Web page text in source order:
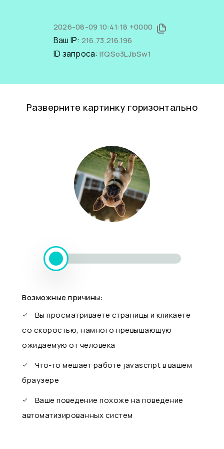
2026-08-09 10:41:18 +0000
Ваш IP: 216.73.216.196
ID запроса: IfQSo3LJbSw1
Разверните картинку горизонтально
Возможные причины:
Вы просматриваете страницы и кликаете
со скоростью, намного превышающую
ожидаемую от человека
Что-то мешает работе javascript в вашем
браузере
Ваше поведение похоже на поведение
автоматизированных систем